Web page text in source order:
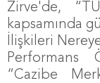
Zirve'de,
kapsamında
İlişkileri
Performans
“Cazibe